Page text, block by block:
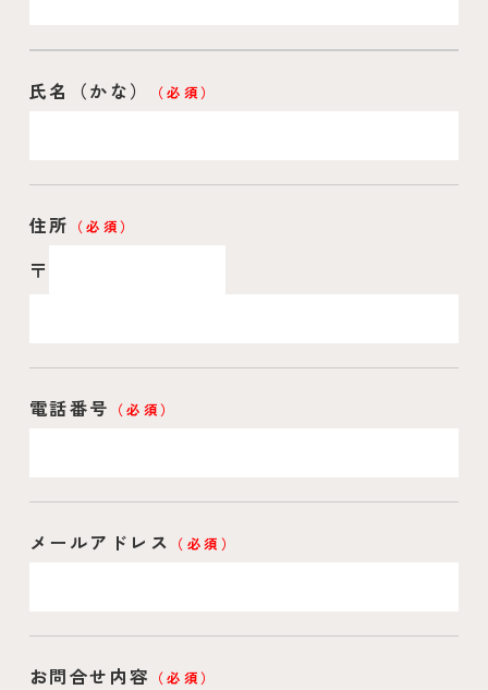
氏名（かな） （必須）
住所 （必須）
〒
電話番号 （必須）
メールアドレス （必須）
お問合せ内容 （必須）